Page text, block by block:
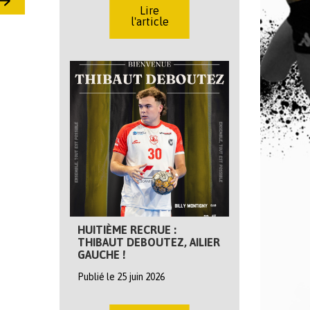
Lire
l'article
HUITIÈME RECRUE :
THIBAUT DEBOUTEZ, AILIER
GAUCHE !
Publié le 25 juin 2026